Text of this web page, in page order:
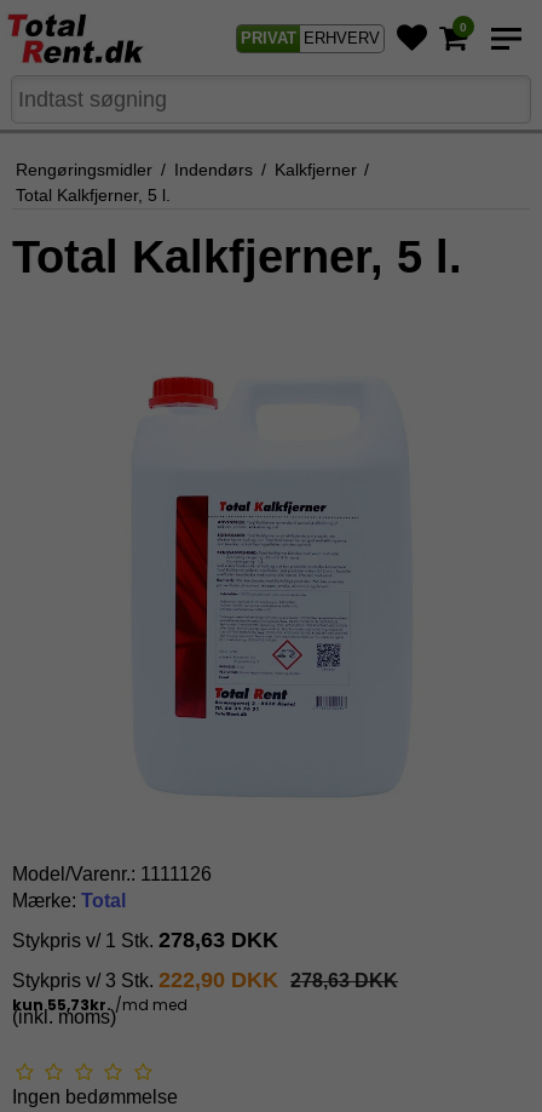
PRIVAT ERHVERV
0
Rengøringsmidler / Indendørs / Kalkfjerner /
Total Kalkfjerner, 5 l.
Total Kalkfjerner, 5 l.
Model/Varenr.: 1111126
Mærke: Total
Stykpris v/ 1 Stk. 278,63 DKK
Stykpris v/ 3 Stk. 222,90 DKK 278,63 DKK
(inkl. moms)
Ingen bedømmelse